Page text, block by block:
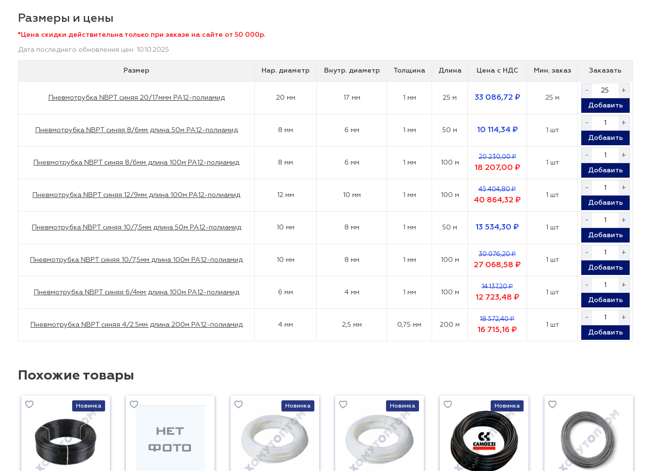
Размеры и цены
*Цена скидки действительна только при заказе на сайте от 50 000р.
Дата последнего обновления цен: 10.10.2025
Размер Нар. диаметр Внутр. диаметр Толщина Длина Цена с НДС Мин. заказ Заказать
Пневмотрубка NBPT синяя 20/17ммм PA12-полиамид 20 мм 17 мм 1 мм 25 м 33 086,72 ₽ 25 м
- +
Добавить
Пневмотрубка NBPT синяя 8/6мм длина 50м PA12-полиамид 8 мм 6 мм 1 мм 50 м 10 114,34 ₽ 1 шт
- +
Добавить
Пневмотрубка NBPT синяя 8/6мм длина 100м PA12-полиамид 8 мм 6 мм 1 мм 100 м
20 230,00 ₽
18 207,00 ₽
1 шт
- +
Добавить
Пневмотрубка NBPT синяя 12/9мм длина 100м PA12-полиамид 12 мм 10 мм 1 мм 100 м
45 404,80 ₽
40 864,32 ₽
1 шт
- +
Добавить
Пневмотрубка NBPT синяя 10/7,5мм длина 50м PA12-полиамид 10 мм 8 мм 1 мм 50 м 13 534,30 ₽ 1 шт
- +
Добавить
Пневмотрубка NBPT синяя 10/7,5мм длина 100м PA12-полиамид 10 мм 8 мм 1 мм 100 м
30 076,20 ₽
27 068,58 ₽
1 шт
- +
Добавить
Пневмотрубка NBPT синяя 6/4мм длина 100м PA12-полиамид 6 мм 4 мм 1 мм 100 м
14 137,20 ₽
12 723,48 ₽
1 шт
- +
Добавить
Пневмотрубка NBPT синяя 4/2.5мм длина 200м PA12-полиамид 4 мм 2,5 мм 0,75 мм 200 м
18 572,40 ₽
16 715,16 ₽
1 шт
- +
Добавить
Похожие товары
Новинка Новинка Новинка Новинка